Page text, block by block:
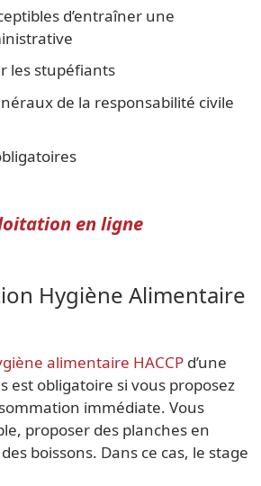
d’entraîner une
les stupéfiants
de la responsabilité civile
en ligne
Hygiène Alimentaire
alimentaire HACCP d’une
est obligatoire si vous proposez
immédiate. Vous
proposer des planches en
boissons. Dans ce cas, le stage